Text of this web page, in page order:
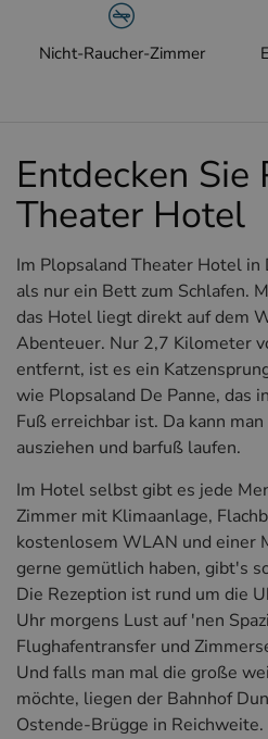
Nicht-Raucher-Zimmer
Entdecken Sie
Theater Hotel
Im Plopsaland Theater Hotel in
als nur ein Bett zum Schlafen.
das Hotel liegt direkt auf dem
Abenteuer. Nur 2,7 Kilometer
entfernt, ist es ein
wie Plopsaland De Panne, das
Fuß erreichbar ist. Da kann
ausziehen und barfuß laufen.
Im Hotel selbst gibt es jede
Zimmer mit Klimaanlage,
kostenlosem WLAN und einer
gerne gemütlich haben, gibt's
Die Rezeption ist rund um die
Uhr morgens Lust auf 'nen
Flughafentransfer und
Und falls man mal die große
möchte, liegen der Bahnhof
Ostende-Brügge in Reichweite.